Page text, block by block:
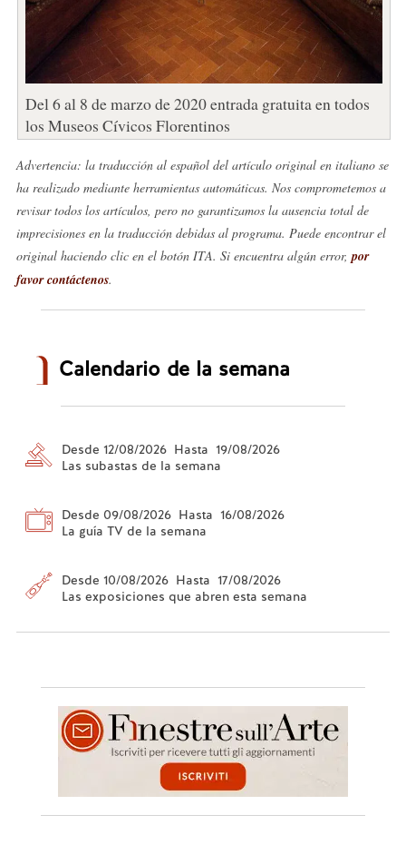
Del 6 al 8 de marzo de 2020 entrada gratuita en todos
los Museos Cívicos Florentinos
Advertencia: la traducción al español del artículo original en italiano se
ha realizado mediante herramientas automáticas. Nos comprometemos a
revisar todos los artículos, pero no garantizamos la ausencia total de
imprecisiones en la traducción debidas al programa. Puede encontrar el
original haciendo clic en el botón ITA. Si encuentra algún error, por
favor contáctenos.
Calendario de la semana
Desde 12/08/2026 Hasta 19/08/2026
Las subastas de la semana
Desde 09/08/2026 Hasta 16/08/2026
La guía TV de la semana
Desde 10/08/2026 Hasta 17/08/2026
Las exposiciones que abren esta semana